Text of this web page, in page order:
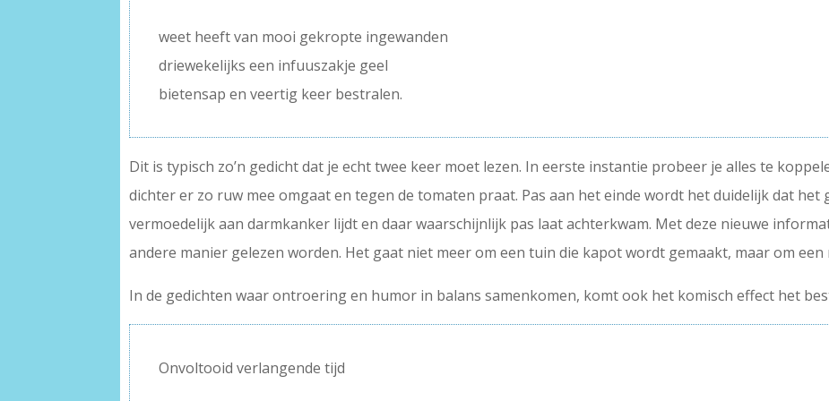
weet heeft van mooi gekropte ingewanden
driewekelijks een infuuszakje geel
bietensap en veertig keer bestralen.
Dit is typisch zo’n gedicht dat je echt twee keer moet lezen. In eerste instantie probeer je alles te
dichter er zo ruw mee omgaat en tegen de tomaten praat. Pas aan het einde wordt het duidelijk dat het
vermoedelijk aan darmkanker lijdt en daar waarschijnlijk pas laat achterkwam. Met deze nieuwe
andere manier gelezen worden. Het gaat niet meer om een tuin die kapot wordt gemaakt, maar om een
In de gedichten waar ontroering en humor in balans samenkomen, komt ook het komisch effect het
Onvoltooid verlangende tijd